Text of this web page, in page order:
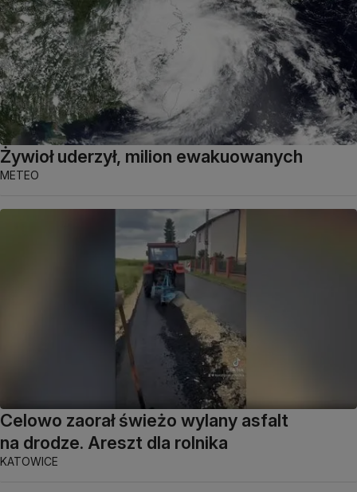
Żywioł uderzył, milion ewakuowanych
METEO
Celowo zaorał świeżo wylany asfalt
na drodze. Areszt dla rolnika
KATOWICE